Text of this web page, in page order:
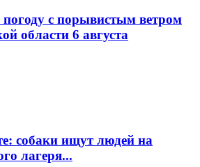
с порывистым ветром
области 6 августа
собаки ищут людей на
лагеря...